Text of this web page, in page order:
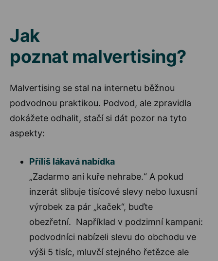
Jak
poznat malvertising?
Malvertising se stal na internetu běžnou
podvodnou praktikou. Podvod, ale zpravidla
dokážete odhalit, stačí si dát pozor na tyto
aspekty:
Příliš lákavá nabídka
„Zadarmo ani kuře nehrabe.“ A pokud
inzerát slibuje tisícové slevy nebo luxusní
výrobek za pár „kaček“, buďte
obezřetní. Například v podzimní kampani:
podvodníci nabízeli slevu do obchodu ve
výši 5 tisíc, mluvčí stejného řetězce ale